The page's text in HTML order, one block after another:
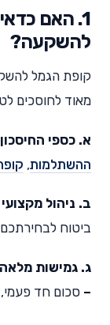
1. האם
להשקעה?
קופת הגמל
מאוד לחוסכים
א. כספי
ההשתלמות,
ב. ניהול
ביטוח
ג. גמישות
– סכום חד